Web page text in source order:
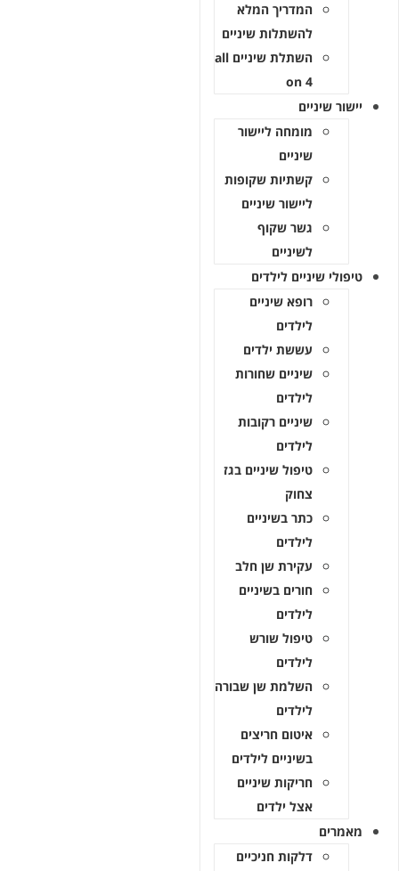
המדריך המלא
להשתלות שיניים
השתלת שיניים all
שיניים
מומחה ליישור
קשתיות שקופות
ליישור שיניים
גשר שקוף
לשיניים
שיניים לילדים
רופא שיניים
עששת ילדים
שיניים שחורות
שיניים רקובות
טיפול שיניים בגז
כתר בשיניים
עקירת שן חלב
חורים בשיניים
טיפול שורש
השלמת שן שבורה
איטום חריצים
בשיניים לילדים
חריקות שיניים
אצל ילדים
דלקות חניכיים